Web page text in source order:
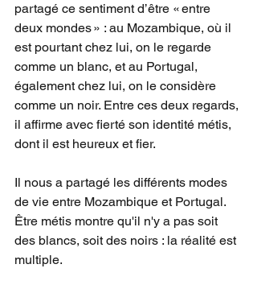
partagé ce sentiment d’être « entre
deux mondes » : au Mozambique, où il
est pourtant chez lui, on le regarde
comme un blanc, et au Portugal,
également chez lui, on le considère
comme un noir. Entre ces deux regards,
il affirme avec fierté son identité métis,
dont il est heureux et fier.
Il nous a partagé les différents modes
de vie entre Mozambique et Portugal.
Être métis montre qu'il n'y a pas soit
des blancs, soit des noirs : la réalité est
multiple.